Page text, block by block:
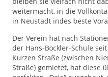
weitermacht, in die
in Neustadt indes beste
Der Verein hat nach
der Hans-Böckler-Schule
Kurzen Straße (zwischen
Straße) gemietet, hat diese